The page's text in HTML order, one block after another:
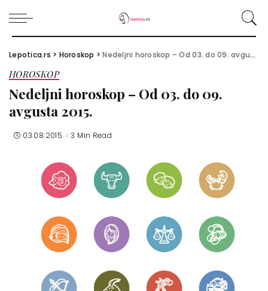
Lepotica.rs > Horoskop >Nedeljni horoskop – Od 03. do 09. avgusta 2015.
HOROSKOP
Nedeljni horoskop – Od 03. do 09.
avgusta 2015.
03.08.2015. 3 Min Read